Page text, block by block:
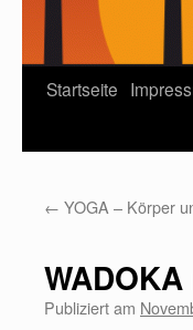
Startseite
← YOGA – Körper
Publiziert am